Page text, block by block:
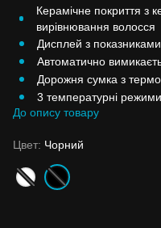
Керамічне покриття з
вирівнювання волосся
Дисплей з
Автоматично
Дорожня сумка з
3 температурні режими
До опису товару
Цвет: Чорний